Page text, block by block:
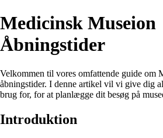
Medicinsk Museion
Åbningstider
Velkommen til vores omfattende guide om
åbningstider. I denne artikel vil vi give dig
brug for, for at planlægge dit besøg på
Introduktion